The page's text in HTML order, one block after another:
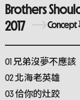
Brothers
2017
01 兄弟沒夢不應該
02 北海老英雄
03 佮你的灶跤